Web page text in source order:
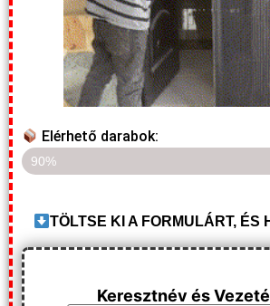
Elérhető darabok:​
Az utolsó 4 darab elérhető
90%
TÖLTSE KI A FORMULÁRT, ÉS
Keresztnév és